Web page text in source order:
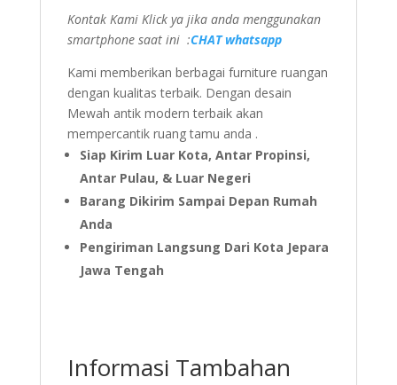
Kontak Kami Klick ya jika anda menggunakan
smartphone saat ini :CHAT whatsapp
Kami memberikan berbagai furniture ruangan
dengan kualitas terbaik. Dengan desain
Mewah antik modern terbaik akan
mempercantik ruang tamu anda .
Siap Kirim Luar Kota, Antar Propinsi,
Antar Pulau, & Luar Negeri
Barang Dikirim Sampai Depan Rumah
Anda
Pengiriman Langsung Dari Kota Jepara
Jawa Tengah
Informasi Tambahan